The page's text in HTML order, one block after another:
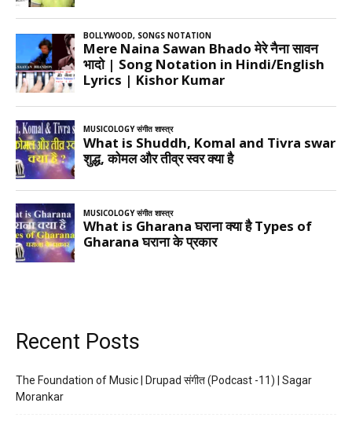
Recent Posts
The Foundation of Music | Drupad संगीत (Podcast -11) | Sagar
Morankar